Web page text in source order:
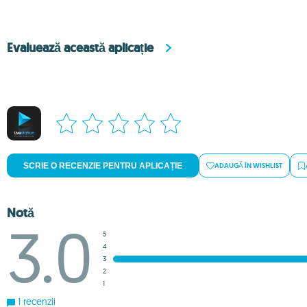
Evaluează această aplicație
SCRIE O RECENZIE PENTRU APLICAȚIE ADAUGĂ ÎN WISHLIST
Notă
3.0
5
4
3
2
1
1 recenzii